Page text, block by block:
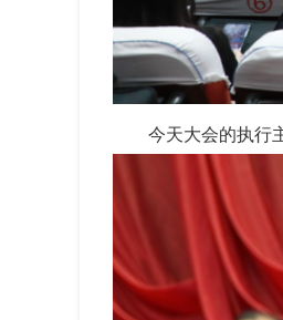
今天大会的执行